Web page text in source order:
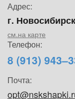
Адрес:
г.
см.на карте
Телефон:
8 (913)
Почта: